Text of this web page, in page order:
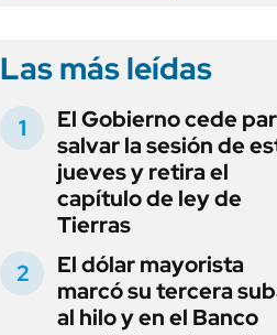
Las más leídas
El Gobierno cede
salvar la sesión de
jueves y retira el
capítulo de ley de
Tierras
El dólar mayorista
marcó su tercera
al hilo y en el Banco